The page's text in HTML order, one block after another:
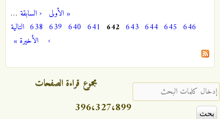
الصفحات « الأولى ‹ السابقة …
638 639 640 641 642 643 644 645 646
التالية
›
الأخيرة »
مجموع قراءة الصفحات
396،327،899
‏إدخال كلمات البحث ‏